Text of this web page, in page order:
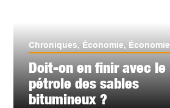
Chroniques, Économie, Économie
Doit-on en finir avec le
pétrole des sables
bitumineux ?